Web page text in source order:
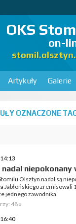
OKS
on-
Artykuły Galerie
OZNACZONE
niepokonany
Olsztyn nadal są
Jabłońskiego zremisowali
jednego zawodnika.
48 »